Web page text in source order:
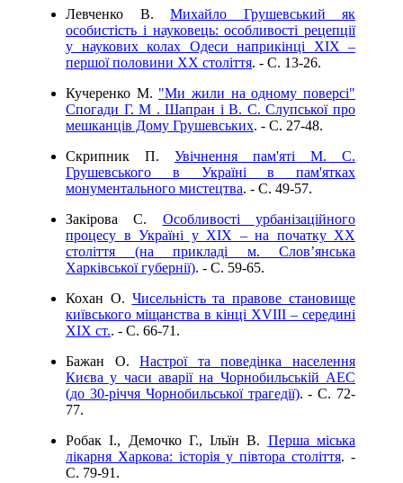
Левченко В. Михайло Грушевський як
особистість і науковець: особливості рецепції
у наукових колах Одеси наприкінці ХІХ –
першої половини ХХ століття. - C. 13-26.
Кучеренко М. "Ми жили на одному поверсі"
Спогади Г. М . Шапран і В. С. Слупської про
мешканців Дому Грушевських. - C. 27-48.
Скрипник П. Увічнення пам'яті М. С.
Грушевського в Україні в пам'ятках
монументального мистецтва. - C. 49-57.
Закірова С. Особливості урбанізаційного
процесу в Україні у ХІХ – на початку ХХ
століття (на прикладі м. Слов’янська
Харківської губернії). - C. 59-65.
Кохан О. Чисельність та правове становище
київського міщанства в кінці XVIII – середині
ХІХ ст.. - C. 66-71.
Бажан О.Настрої та поведінка населення
Києва у часи аварії на Чорнобильській АЕС
(до 30-річчя Чорнобильської трагедії). - C. 72-
77.
Робак І., Демочко Г., Ільїн В. Перша міська
лікарня Харкова: історія у півтора століття. -
C. 79-91.